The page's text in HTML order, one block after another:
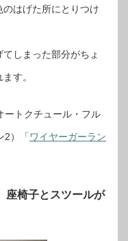
のはげた所にとりつけ
てしまった部分がちょ
す。
ートクチュール・フル
2）「 ワイヤーガーラン
座椅子とスツールが